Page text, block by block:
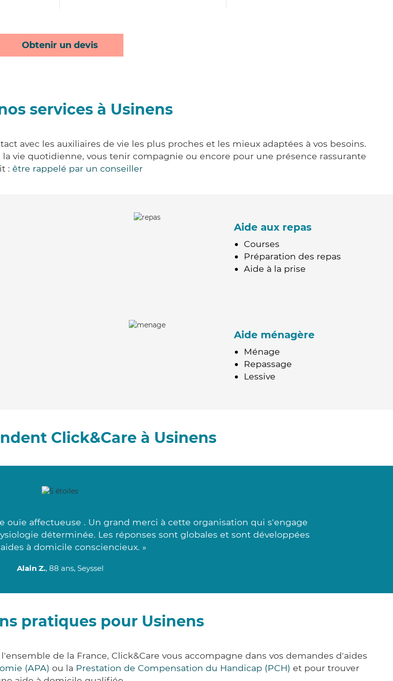
Obtenir un devis
services à Usinens
avec les auxiliaires de vie les plus proches et les mieux adaptées à vos besoins.
vie quotidienne, vous tenir compagnie ou encore pour une présence rassurante
: être rappelé par un conseiller
Aide aux repas
Courses
Préparation des repas
Aide à la prise
Aide ménagère
Ménage
Repassage
Lessive
Click&Care à Usinens
ouïe affectueuse . Un grand merci à cette organisation qui s'engage
déterminée. Les réponses sont globales et sont développées
à domicile consciencieux. »
Alain Z., 88 ans, Seyssel
pratiques pour Usinens
de la France, Click&Care vous accompagne dans vos demandes d'aides
(APA) ou la Prestation de Compensation du Handicap (PCH) et pour trouver